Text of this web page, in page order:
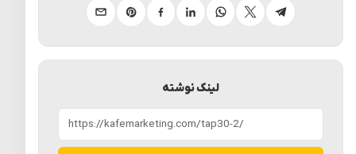
لینک نوشته
تلگرام ایکسواتساپلینکدینفیسبوکپینترستایمیل